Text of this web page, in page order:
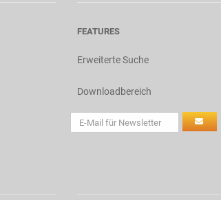
FEATURES
Erweiterte Suche
Downloadbereich